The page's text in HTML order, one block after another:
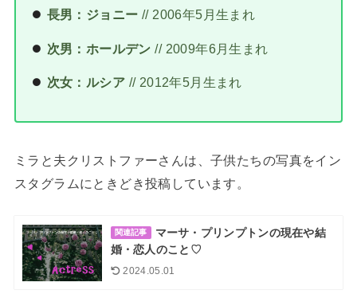
長男：ジョニー // 2006年5月生まれ
次男：ホールデン // 2009年6月生まれ
次女：ルシア // 2012年5月生まれ
ミラと夫クリストファーさんは、子供たちの写真をイン
スタグラムにときどき投稿しています。
関連記事
マーサ・プリンプトンの現在や結
婚・恋人のこと♡
2024.05.01